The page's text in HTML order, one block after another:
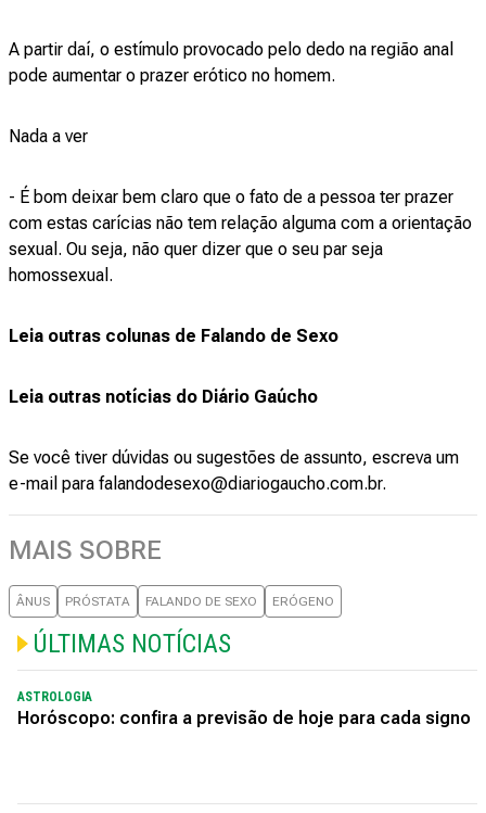
A partir daí, o estímulo provocado pelo dedo na região anal
pode aumentar o prazer erótico no homem.
Nada a ver
- É bom deixar bem claro que o fato de a pessoa ter prazer
com estas carícias não tem relação alguma com a orientação
sexual. Ou seja, não quer dizer que o seu par seja
homossexual.
Leia outras colunas de Falando de Sexo
Leia outras notícias do Diário Gaúcho
Se você tiver dúvidas ou sugestões de assunto, escreva um
e-mail para falandodesexo@diariogaucho.com.br.
MAIS SOBRE
ÂNUS PRÓSTATA FALANDO DE SEXO ERÓGENO
ÚLTIMAS NOTÍCIAS
ASTROLOGIA
Horóscopo: confira a previsão de hoje para cada signo